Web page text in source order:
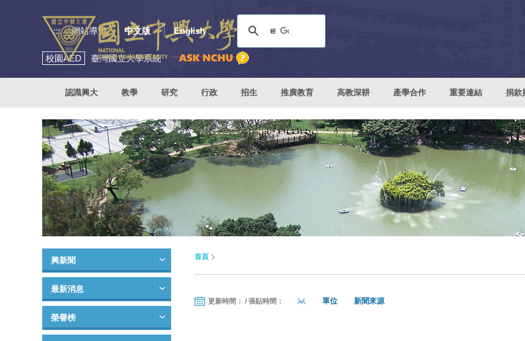
::: 網站導覽 中文版 English
校園AED 臺灣國立大學系統
認識興大 教學 研究 行政 招生 推廣教育 高教深耕 產學合作 重要連結 捐款
興新聞
最新消息
榮譽榜
首頁
更新時間： / 張貼時間： 單位 新聞來源